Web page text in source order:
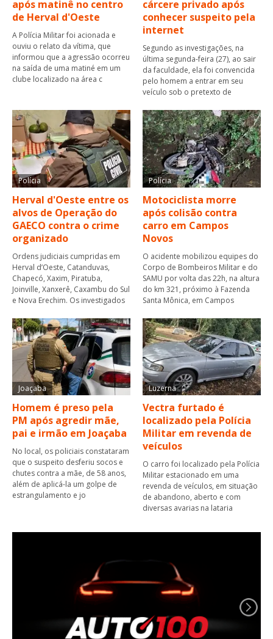
após matinê no centro
de Herval d'Oeste
A Polícia Militar foi acionada e
ouviu o relato da vítima, que
informou que a agressão ocorreu
na saída de uma matiné em um
clube localizado na área c
cárcere privado após
conhecer suspeito pela
internet
Segundo as investigações, na
última segunda-feira (27), ao sair
da faculdade, ela foi convencida
pelo homem a entrar em seu
veículo sob o pretexto de
Polícia
Herval d'Oeste entre os
alvos de Operação do
GAECO contra o crime
organizado
Ordens judiciais cumpridas em
Herval d’Oeste, Catanduvas,
Chapecó, Xaxim, Piratuba,
Joinville, Xanxerê, Caxambu do Sul
e Nova Erechim. Os investigados
Polícia
Motociclista morre
após colisão contra
carro em Campos
Novos
O acidente mobilizou equipes do
Corpo de Bombeiros Militar e do
SAMU por volta das 22h, na altura
do km 321, próximo à Fazenda
Santa Mônica, em Campos
Joaçaba
Homem é preso pela
PM após agredir mãe,
pai e irmão em Joaçaba
No local, os policiais constataram
que o suspeito desferiu socos e
chutes contra a mãe, de 58 anos,
além de aplicá-la um golpe de
estrangulamento e jo
Luzerna
Vectra furtado é
localizado pela Polícia
Militar em revenda de
veículos
O carro foi localizado pela Polícia
Militar estacionado em uma
revenda de veículos, em situação
de abandono, aberto e com
diversas avarias na lataria